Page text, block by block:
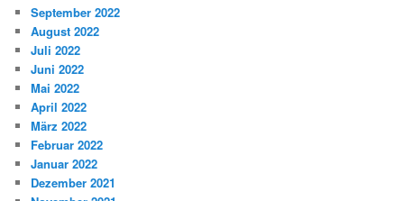
September 2022
August 2022
Juli 2022
Juni 2022
Mai 2022
April 2022
März 2022
Februar 2022
Januar 2022
Dezember 2021